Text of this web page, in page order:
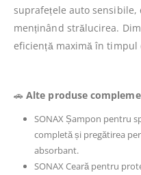
suprafețele auto
menținând strălucirea.
eficiență maximă în
🚗Alte produse
SONAX Șampon pentru
completă și pregătirea
absorbant.
SONAX Ceară pentru